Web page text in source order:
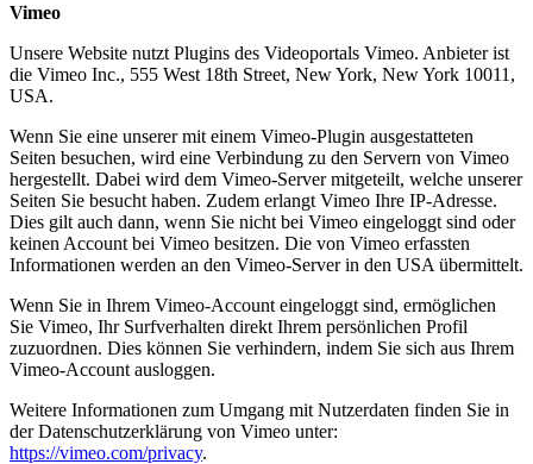
Vimeo
Unsere Website nutzt Plugins des Videoportals Vimeo. Anbieter ist
die Vimeo Inc., 555 West 18th Street, New York, New York 10011,
USA.
Wenn Sie eine unserer mit einem Vimeo-Plugin ausgestatteten
Seiten besuchen, wird eine Verbindung zu den Servern von Vimeo
hergestellt. Dabei wird dem Vimeo-Server mitgeteilt, welche unserer
Seiten Sie besucht haben. Zudem erlangt Vimeo Ihre IP-Adresse.
Dies gilt auch dann, wenn Sie nicht bei Vimeo eingeloggt sind oder
keinen Account bei Vimeo besitzen. Die von Vimeo erfassten
Informationen werden an den Vimeo-Server in den USA übermittelt.
Wenn Sie in Ihrem Vimeo-Account eingeloggt sind, ermöglichen
Sie Vimeo, Ihr Surfverhalten direkt Ihrem persönlichen Profil
zuzuordnen. Dies können Sie verhindern, indem Sie sich aus Ihrem
Vimeo-Account ausloggen.
Weitere Informationen zum Umgang mit Nutzerdaten finden Sie in
der Datenschutzerklärung von Vimeo unter:
https://vimeo.com/privacy.